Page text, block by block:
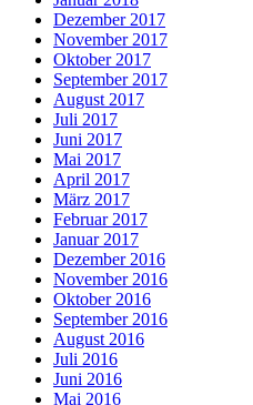
Dezember 2017
November 2017
Oktober 2017
September 2017
August 2017
Juli 2017
Juni 2017
Mai 2017
April 2017
März 2017
Februar 2017
Januar 2017
Dezember 2016
November 2016
Oktober 2016
September 2016
August 2016
Juli 2016
Juni 2016
Mai 2016